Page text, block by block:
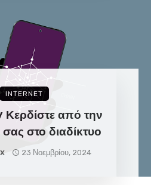
INTERNET
από την
στο διαδίκτυο
23 Νοεμβρίου, 2024